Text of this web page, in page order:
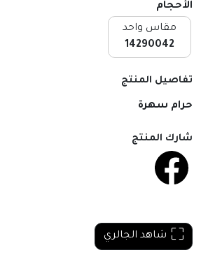
الأحجام
مقاس واحد
14290042
تفاصيل المنتج
حرام سهرة
شارك المنتج
شاهد الجالري